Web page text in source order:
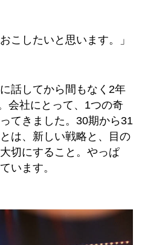
こしたいと思います。」
話してから間もなく2年
会社にとって、1つの奇
てきました。30期から31
は、新しい戦略と、目の
切にすること。やっぱ
います。